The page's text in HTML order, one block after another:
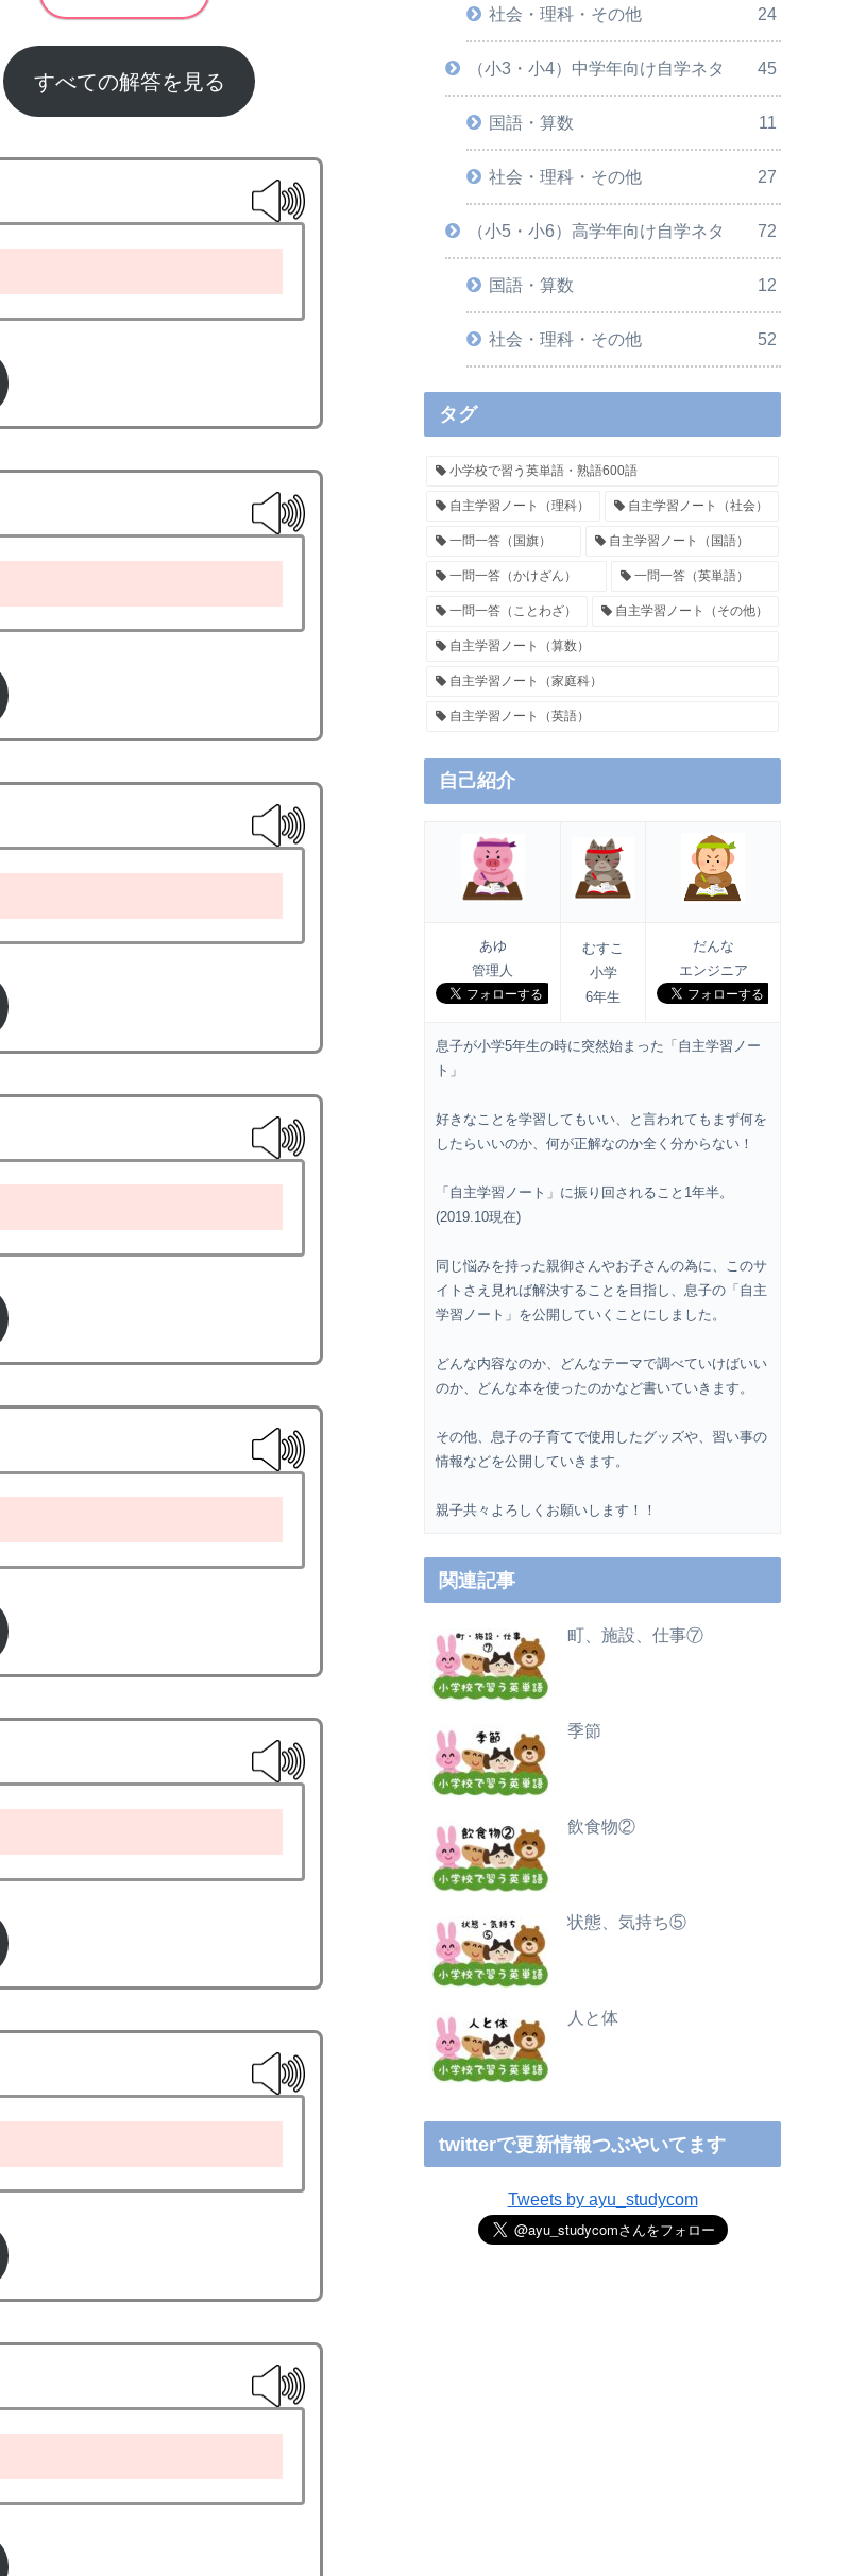
すべての解答を見る
社会・理科・その他 24
（小3・小4）中学年向け自学ネタ 45
国語・算数 11
社会・理科・その他 27
（小5・小6）高学年向け自学ネタ 72
国語・算数 12
社会・理科・その他 52
タグ
小学校で習う英単語・熟語600語
自主学習ノート（理科） 自主学習ノート（社会）
一問一答（国旗） 自主学習ノート（国語）
一問一答（かけざん） 一問一答（英単語）
一問一答（ことわざ） 自主学習ノート（その他）
自主学習ノート（算数）
自主学習ノート（家庭科）
自主学習ノート（英語）
自己紹介
あゆ
管理人
むすこ
小学
6年生
だんな
エンジニア
息子が小学5年生の時に突然始まった「自主学習ノー
ト」
好きなことを学習してもいい、と言われてもまず何を
したらいいのか、何が正解なのか全く分からない！
「自主学習ノート」に振り回されること1年半。
(2019.10現在)
同じ悩みを持った親御さんやお子さんの為に、このサ
イトさえ見れば解決することを目指し、息子の「自主
学習ノート」を公開していくことにしました。
どんな内容なのか、どんなテーマで調べていけばいい
のか、どんな本を使ったのかなど書いていきます。
その他、息子の子育てで使用したグッズや、習い事の
情報などを公開していきます。
親子共々よろしくお願いします！！
関連記事
町、施設、仕事⑦
季節
飲食物②
状態、気持ち⑤
人と体
twitterで更新情報つぶやいてます
Tweets by ayu_studycom